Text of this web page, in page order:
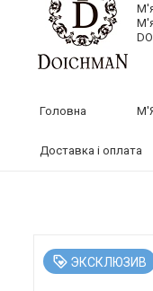
Головна
Доставка і оплата
ЭКСКЛЮЗИВ